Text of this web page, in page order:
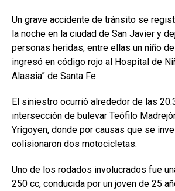
Un grave accidente de tránsito se
la noche en la ciudad de San Javier y
personas heridas, entre ellas un niño
ingresó en código rojo al Hospital de
Alassia” de Santa Fe.
El siniestro ocurrió alrededor de las
intersección de bulevar Teófilo
Yrigoyen, donde por causas que se
colisionaron dos motocicletas.
Uno de los rodados involucrados fue
250 cc, conducida por un joven de 25